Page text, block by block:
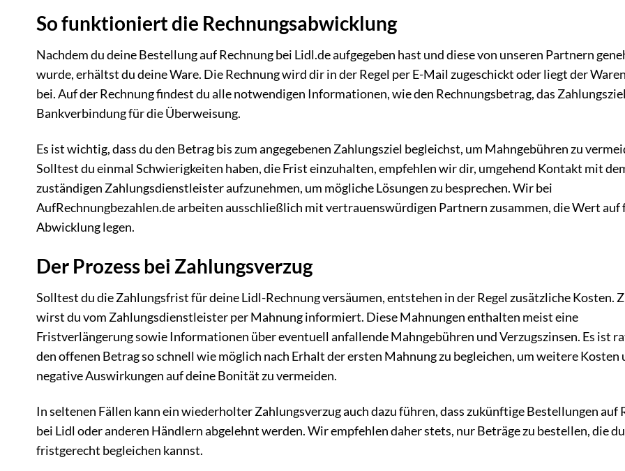
So funktioniert die Rechnungsabwicklung
Nachdem du deine Bestellung auf Rechnung bei Lidl.de aufgegeben hast und diese von unseren Partnern
wurde, erhältst du deine Ware. Die Rechnung wird dir in der Regel per E-Mail zugeschickt oder liegt der
bei. Auf der Rechnung findest du alle notwendigen Informationen, wie den Rechnungsbetrag, das
Bankverbindung für die Überweisung.
Es ist wichtig, dass du den Betrag bis zum angegebenen Zahlungsziel begleichst, um Mahngebühren zu
Solltest du einmal Schwierigkeiten haben, die Frist einzuhalten, empfehlen wir dir, umgehend Kontakt mit
zuständigen Zahlungsdienstleister aufzunehmen, um mögliche Lösungen zu besprechen. Wir bei
AufRechnungbezahlen.de arbeiten ausschließlich mit vertrauenswürdigen Partnern zusammen, die Wert auf
Abwicklung legen.
Der Prozess bei Zahlungsverzug
Solltest du die Zahlungsfrist für deine Lidl-Rechnung versäumen, entstehen in der Regel zusätzliche Kosten.
wirst du vom Zahlungsdienstleister per Mahnung informiert. Diese Mahnungen enthalten meist eine
Fristverlängerung sowie Informationen über eventuell anfallende Mahngebühren und Verzugszinsen. Es ist
den offenen Betrag so schnell wie möglich nach Erhalt der ersten Mahnung zu begleichen, um weitere Kosten
negative Auswirkungen auf deine Bonität zu vermeiden.
In seltenen Fällen kann ein wiederholter Zahlungsverzug auch dazu führen, dass zukünftige Bestellungen auf
bei Lidl oder anderen Händlern abgelehnt werden. Wir empfehlen daher stets, nur Beträge zu bestellen, die
fristgerecht begleichen kannst.